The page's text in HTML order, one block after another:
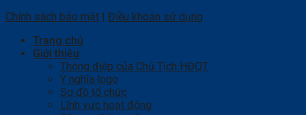
Chính sách bảo mật | Điều khoản sử dụng
Trang chủ
Giới thiệu
Thông điệp của Chủ Tịch HĐQT
Ý nghĩa logo
Sơ đồ tổ chức
Lĩnh vực hoạt động